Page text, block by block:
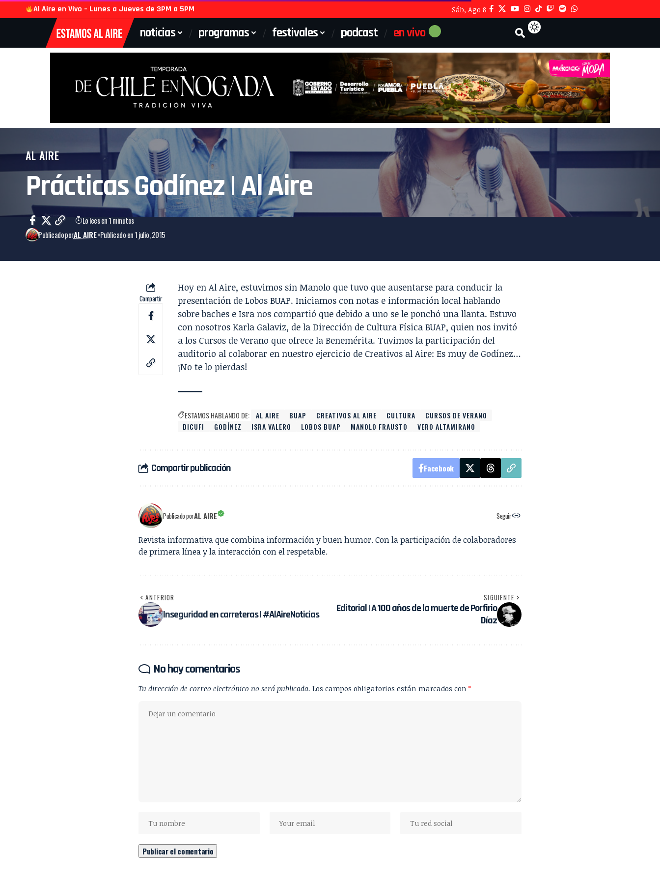
Al Aire en Vivo – Lunes a Jueves de 3PM a 5PM Sáb, Ago 8
noticias programas festivales podcast en vivo
AL AIRE
Prácticas Godínez | Al Aire
Publicado porAL AIRE Publicado en 1 julio, 2015
Lo lees en 1 minutos
Compartir
Hoy en Al Aire, estuvimos sin Manolo que tuvo que ausentarse para conducir la
presentación de Lobos BUAP. Iniciamos con notas e información local hablando
sobre baches e Isra nos compartió que debido a uno se le ponchó una llanta. Estuvo
con nosotros Karla Galaviz, de la Dirección de Cultura Física BUAP, quien nos invitó
a los Cursos de Verano que ofrece la Benemérita. Tuvimos la participación del
auditorio al colaborar en nuestro ejercicio de Creativos al Aire: Es muy de Godínez…
¡No te lo pierdas!
ESTAMOS HABLANDO DE: AL AIRE BUAP CREATIVOS AL AIRE CULTURA
CURSOS DE VERANO
DICUFI
GODÍNEZ ISRA VALERO LOBOS BUAP MANOLO FRAUSTO VERO ALTAMIRANO
Compartir publicación Facebook
Publicado porAL AIRE Seguir
Revista informativa que combina información y buen humor. Con la participación de colaboradores
de primera línea y la interacción con el respetable.
ANTERIOR
Inseguridad en carreteras | #AlAireNoticias
SIGUIENTE
Editorial | A 100 años de la muerte de Porfirio
Díaz
No hay comentarios
Tu dirección de correo electrónico no será publicada. Los campos obligatorios están marcados con *